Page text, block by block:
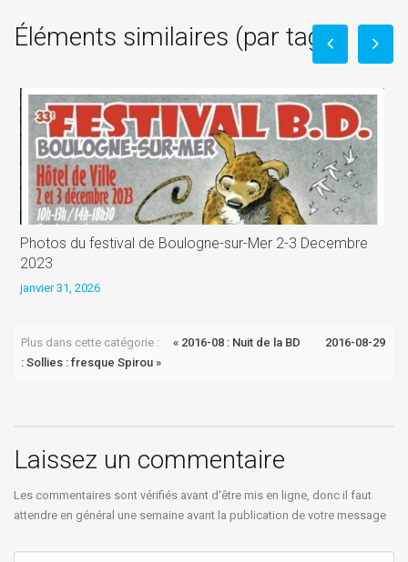
Éléments similaires (par tag)
Photos du festival de Boulogne-sur-Mer 2-3 Decembre
2023
janvier 31, 2026
Plus dans cette catégorie : « 2016-08 : Nuit de la BD
2016-08-29
: Sollies : fresque Spirou »
Laissez un commentaire
Les commentaires sont vérifiés avant d'être mis en ligne, donc il faut
attendre en général une semaine avant la publication de votre message